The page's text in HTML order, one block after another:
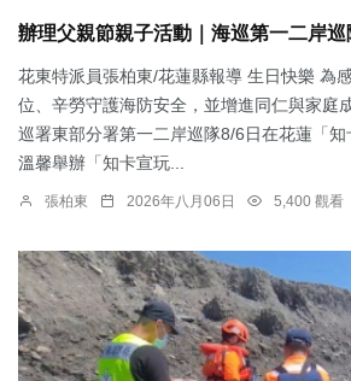
辦理父親節親子活動｜海巡第一二岸
花東特派員張柏東/花蓮縣報導 生日快樂 為
位、辛勞守護海防安全，並增進同仁與家庭
巡署東部分署第一二岸巡隊8/6日在花蓮「知
溫馨舉辦「知卡宣玩...
張柏東 2026年八月06日 5,400 觀看